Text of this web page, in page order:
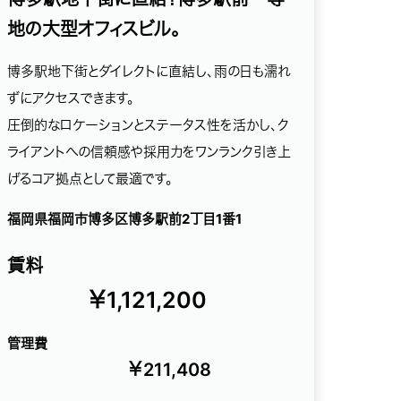
地の大型オフィスビル。
博多駅地下街とダイレクトに直結し、雨の日も濡れ
ずにアクセスできます。
圧倒的なロケーションとステータス性を活かし、ク
ライアントへの信頼感や採用力をワンランク引き上
げるコア拠点として最適です。
福岡県福岡市博多区博多駅前2丁目1番1
賃料
￥1,121,200
管理費
￥211,408